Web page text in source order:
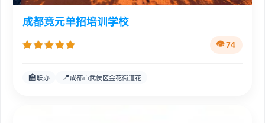
成都竟元单招培训学校
74
🏫联办 📍成都市武侯区金花街道花